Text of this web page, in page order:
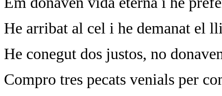
He arribat al cel i he demanat el
He conegut dos justos, no
Compro tres pecats venials per